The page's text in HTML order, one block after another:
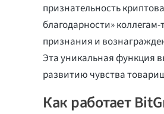
признательность
благодарности»
признания и
Эта уникальная функция
развитию чувства
Как работает